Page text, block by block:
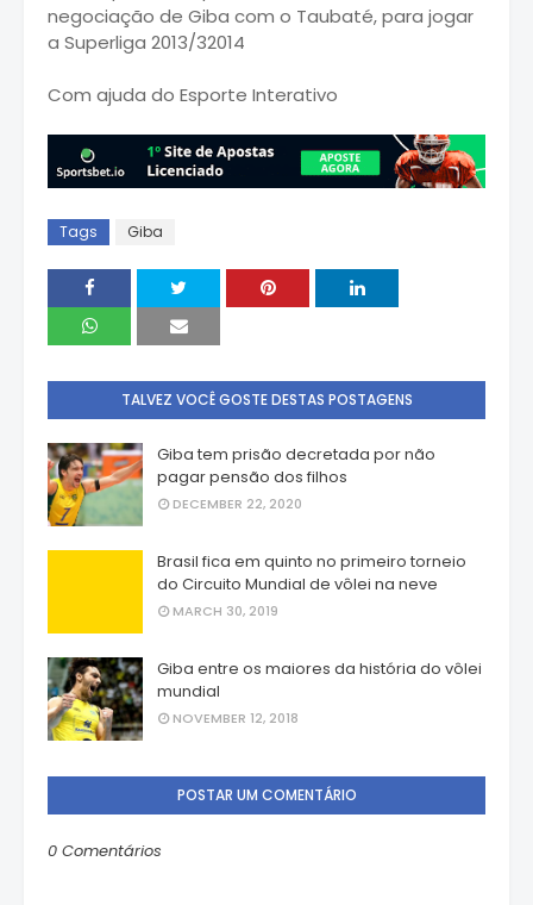
negociação de Giba com o Taubaté, para jogar
a Superliga 2013/32014
Com ajuda do Esporte Interativo
Tags Giba
TALVEZ VOCÊ GOSTE DESTAS POSTAGENS
Giba tem prisão decretada por não
pagar pensão dos filhos
DECEMBER 22, 2020
Brasil fica em quinto no primeiro torneio
do Circuito Mundial de vôlei na neve
MARCH 30, 2019
Giba entre os maiores da história do vôlei
mundial
NOVEMBER 12, 2018
POSTAR UM COMENTÁRIO
0 Comentários